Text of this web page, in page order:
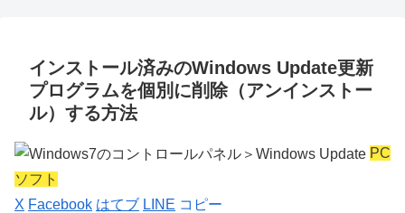
インストール済みのWindows Update更新
プログラムを個別に削除（アンインストー
ル）する方法
PC
ソフト
X Facebook はてブ LINE コピー